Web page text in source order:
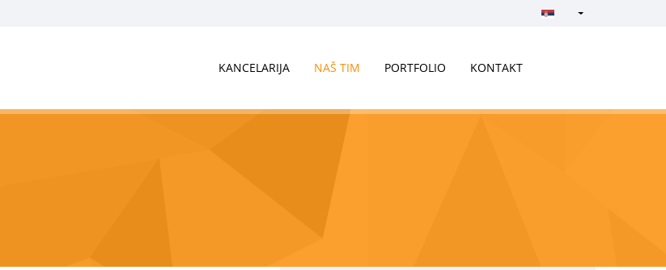
KANCELARIJA NAŠ TIM PORTFOLIO KONTAKT